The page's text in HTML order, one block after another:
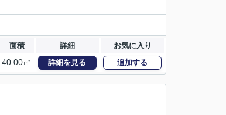
面積 詳細 お気に入り
40.00㎡ 詳細を見る 追加する